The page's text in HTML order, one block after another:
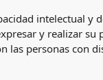
intelectual
y realizar
personas con